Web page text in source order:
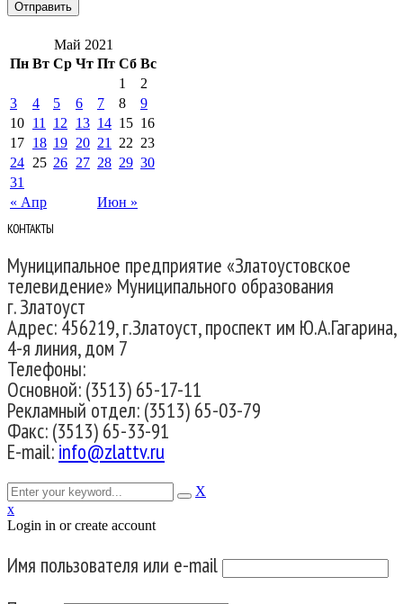
Май 2021
Пн Вт Ср Чт Пт Сб Вс
« Апр Июн »
1
2
3
4 5 6 7 8
9
10 11 12 13 14 15 16
17 18 19 20 21 22 23
24 25 26 27 28 29 30
31
КОНТАКТЫ
Муниципальное предприятие «Златоустовское
телевидение» Муниципального образования
г. Златоуст
Адрес: 456219, г.Златоуст, проспект им Ю.А.Гагарина,
4-я линия, дом 7
Телефоны:
Основной: (3513) 65-17-11
Рекламный отдел: (3513) 65-03-79
Факс: (3513) 65-33-91
E-mail:info@zlattv.ru
X
x
Login in or create account
Имя пользователя или e-mail